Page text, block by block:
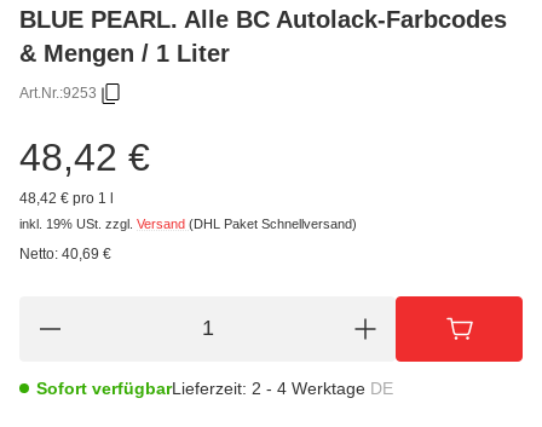
BLUE PEARL. Alle BC Autolack-Farbcodes
& Mengen / 1 Liter
Art.Nr.:9253
48,42 €
48,42 € pro 1 l
inkl. 19% USt. zzgl. Versand (DHL Paket Schnellversand)
Netto: 40,69 €
Sofort verfügbarLieferzeit: 2 - 4 Werktage DE